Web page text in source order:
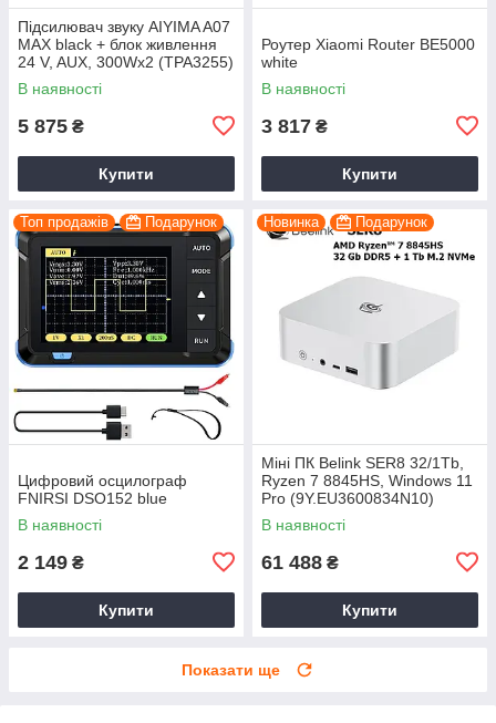
Підсилювач звуку AIYIMA A07
MAX black + блок живлення
24 V, AUX, 300Wx2 (TPA3255)
В наявності
5 875 ₴
Купити
Роутер Xiaomi Router BE5000
white
В наявності
3 817 ₴
Купити
Топ продажів Подарунок
Цифровий осцилограф
FNIRSI DSO152 blue
В наявності
2 149 ₴
Купити
Новинка Подарунок
Міні ПК Belink SER8 32/1Tb,
Ryzen 7 8845HS, Windows 11
Pro (9Y.EU3600834N10)
В наявності
61 488 ₴
Купити
Показати ще